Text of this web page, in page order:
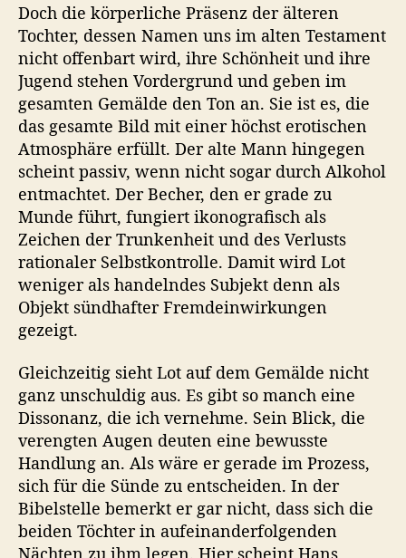
Doch die körperliche Präsenz der älteren
Tochter, dessen Namen uns im alten Testament
nicht offenbart wird, ihre Schönheit und ihre
Jugend stehen Vordergrund und geben im
gesamten Gemälde den Ton an. Sie ist es, die
das gesamte Bild mit einer höchst erotischen
Atmosphäre erfüllt. Der alte Mann hingegen
scheint passiv, wenn nicht sogar durch Alkohol
entmachtet. Der Becher, den er grade zu
Munde führt, fungiert ikonografisch als
Zeichen der Trunkenheit und des Verlusts
rationaler Selbstkontrolle. Damit wird Lot
weniger als handelndes Subjekt denn als
Objekt sündhafter Fremdeinwirkungen
gezeigt.
Gleichzeitig sieht Lot auf dem Gemälde nicht
ganz unschuldig aus. Es gibt so manch eine
Dissonanz, die ich vernehme. Sein Blick, die
verengten Augen deuten eine bewusste
Handlung an. Als wäre er gerade im Prozess,
sich für die Sünde zu entscheiden. In der
Bibelstelle bemerkt er gar nicht, dass sich die
beiden Töchter in aufeinanderfolgenden